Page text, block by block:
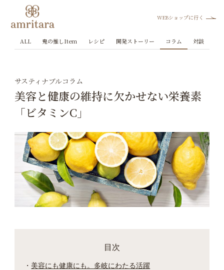
WEBショップに行く
ALL 鬼の推しItem レシピ 開発ストーリー コラム 対談
サスティナブルコラム
美容と健康の維持に欠かせない栄養素
「ビタミンC」
目次
美容にも健康にも。多岐にわたる活躍